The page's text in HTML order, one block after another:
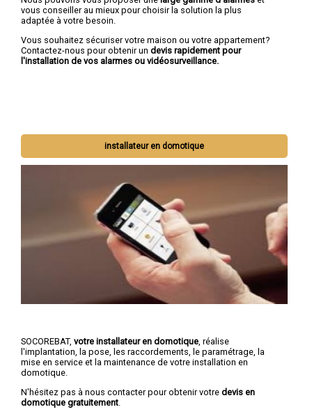
vous conseiller au mieux pour choisir la solution la plus
adaptée à votre besoin.
Vous souhaitez sécuriser votre maison ou votre appartement?
Contactez-nous pour obtenir un devis rapidement pour
l'installation de vos alarmes ou vidéosurveillance.
installateur en domotique
SOCOREBAT, votre installateur en domotique , réalise
l'implantation, la pose, les raccordements, le paramétrage, la
mise en service et la maintenance de votre installation en
domotique.
N'hésitez pas à nous contacter pour obtenir votre devis en
domotique gratuitement